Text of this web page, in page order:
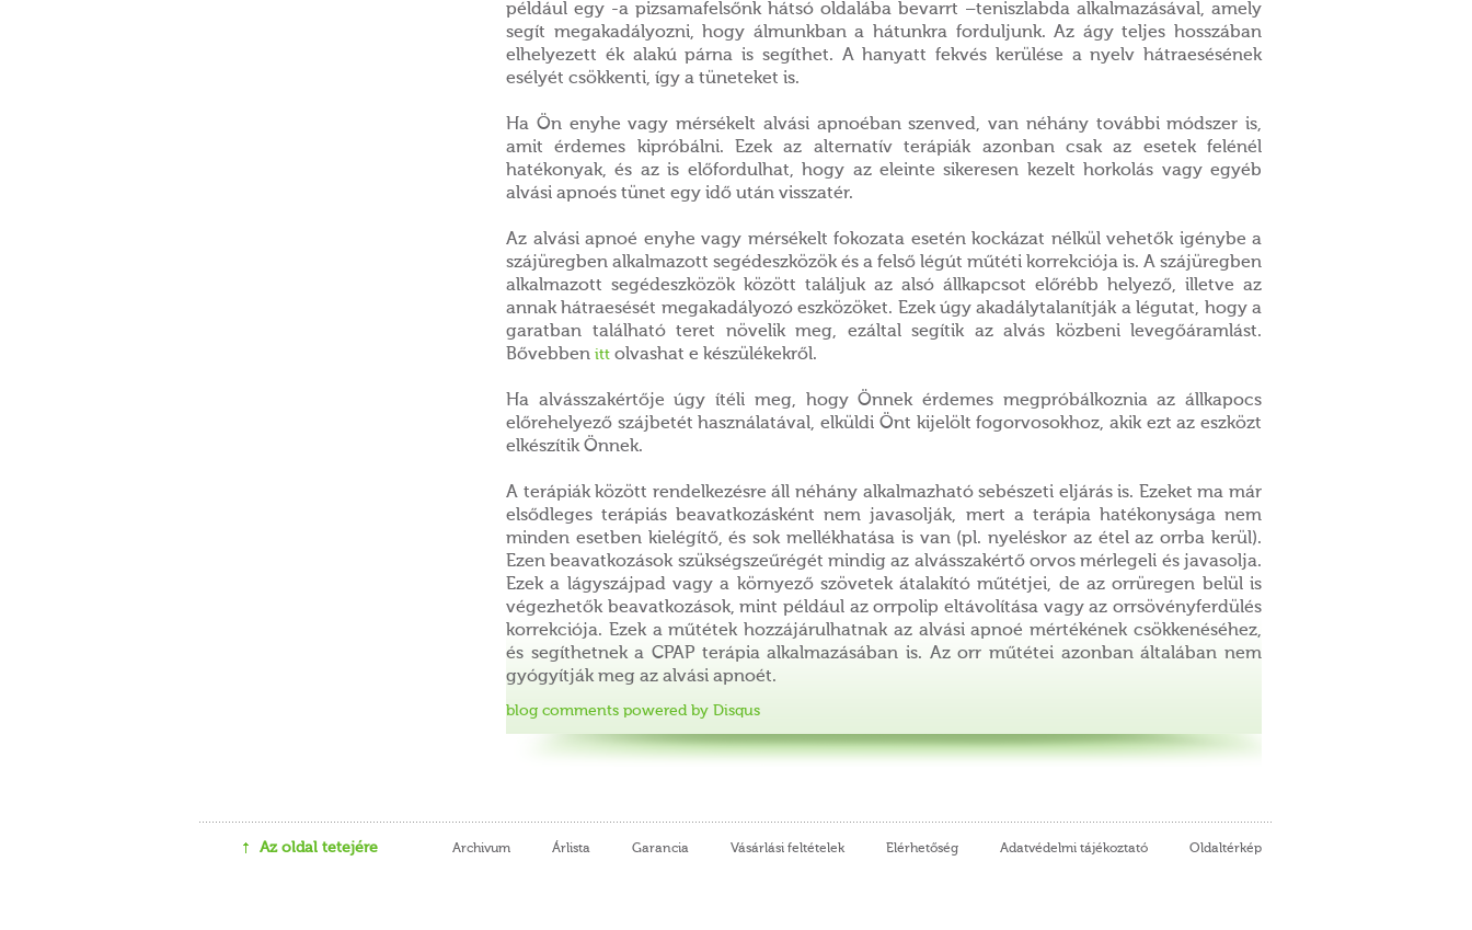
például egy -a pizsamafelsőnk hátsó oldalába bevarrt –teniszlabda alkalmazásával, amely
segít megakadályozni, hogy álmunkban a hátunkra forduljunk. Az ágy teljes hosszában
elhelyezett ék alakú párna is segíthet. A hanyatt fekvés kerülése a nyelv hátraesésének
esélyét csökkenti, így a tüneteket is.
Ha Ön enyhe vagy mérsékelt alvási apnoéban szenved, van néhány további módszer is,
amit érdemes kipróbálni. Ezek az alternatív terápiák azonban csak az esetek felénél
hatékonyak, és az is előfordulhat, hogy az eleinte sikeresen kezelt horkolás vagy egyéb
alvási apnoés tünet egy idő után visszatér.
Az alvási apnoé enyhe vagy mérsékelt fokozata esetén kockázat nélkül vehetők igénybe a
szájüregben alkalmazott segédeszközök és a felső légút műtéti korrekciója is. A szájüregben
alkalmazott segédeszközök között találjuk az alsó állkapcsot előrébb helyező, illetve az
annak hátraesését megakadályozó eszközöket. Ezek úgy akadálytalanítják a légutat, hogy a
garatban található teret növelik meg, ezáltal segítik az alvás közbeni levegőáramlást.
Bővebben itt olvashat e készülékekről.
Ha alvásszakértője úgy ítéli meg, hogy Önnek érdemes megpróbálkoznia az állkapocs
előrehelyező szájbetét használatával, elküldi Önt kijelölt fogorvosokhoz, akik ezt az eszközt
elkészítik Önnek.
A terápiák között rendelkezésre áll néhány alkalmazható sebészeti eljárás is. Ezeket ma már
elsődleges terápiás beavatkozásként nem javasolják, mert a terápia hatékonysága nem
minden esetben kielégítő, és sok mellékhatása is van (pl. nyeléskor az étel az orrba kerül).
Ezen beavatkozások szükségszeűrégét mindig az alvásszakértő orvos mérlegeli és javasolja.
Ezek a lágyszájpad vagy a környező szövetek átalakító műtétjei, de az orrüregen belül is
végezhetők beavatkozások, mint például az orrpolip eltávolítása vagy az orrsövényferdülés
korrekciója. Ezek a műtétek hozzájárulhatnak az alvási apnoé mértékének csökkenéséhez,
és segíthetnek a CPAP terápia alkalmazásában is. Az orr műtétei azonban általában nem
gyógyítják meg az alvási apnoét.
blog comments powered by Disqus
Az oldal tetejére Archivum Árlista Garancia Vásárlási feltételek Elérhetőség Adatvédelmi tájékoztató Oldaltérkép